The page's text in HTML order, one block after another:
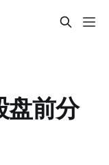
前分